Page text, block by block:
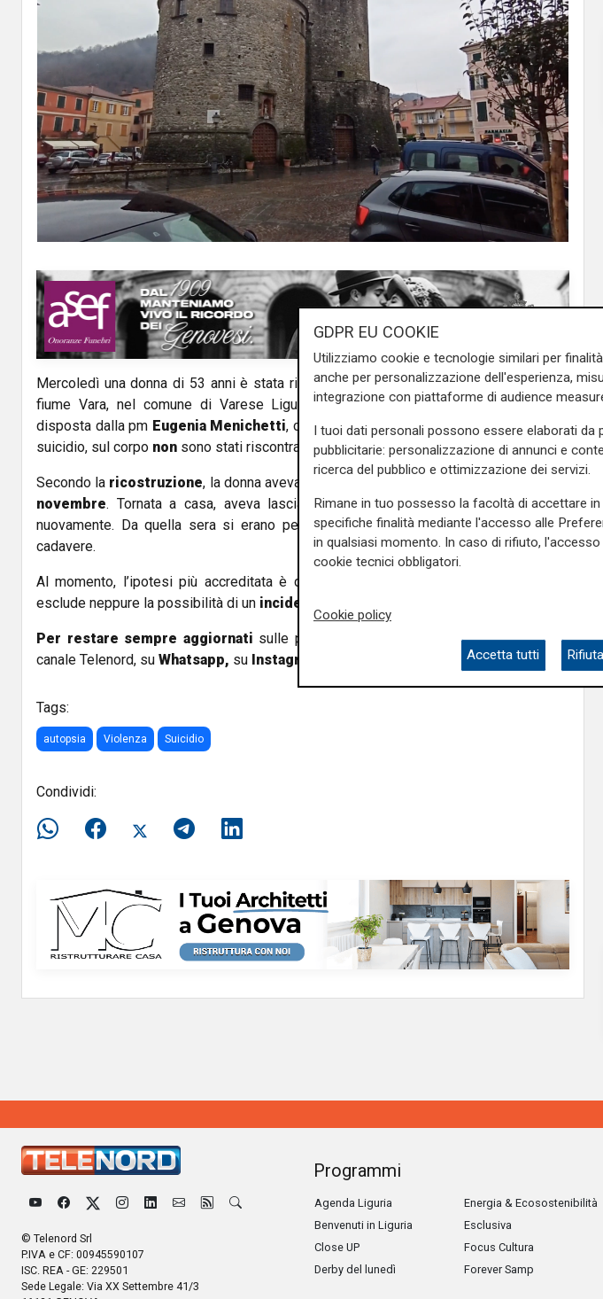
Mercoledì una donna di 53 anni è stata ritrovata morta in una macchia verde lungo il
fiume Vara, nel comune di Varese Ligure. Secondo i primi risultati dell’autopsia,
disposta dalla pm Eugenia Menichetti, che ha aperto un fascicolo per istigazione al
suicidio, sul corpo non sono stati riscontrati segni di violenza né ferite da difesa.
Secondo la ricostruzione, la donna aveva partecipato a una cena a casa di amici il
novembre. Tornata a casa, aveva lasciato il telefonino sul tavolo ed era uscita
nuovamente. Da quella sera si erano perse le sue tracce fino al ritrovamento del
cadavere.
Al momento, l’ipotesi più accreditata è quella di un
esclude neppure la possibilità di un incidente
Per restare sempre aggiornati sulle principali notizie sulla Liguria seguiteci sul
canale Telenord, su Whatsapp, su Instagram Facebook.
Tags:
autopsia Violenza Suicidio
Condividi:
© Telenord Srl
P.IVA e CF: 00945590107
ISC. REA - GE: 229501
Sede Legale: Via XX Settembre 41/3
Programmi
Agenda Liguria
Benvenuti in Liguria
Close UP
Derby del lunedì
Energia & Ecosostenibilità
Esclusiva
Focus Cultura
Forever Samp
GDPR EU COOKIE
Utilizziamo cookie e tecnologie similari per
anche per personalizzazione dell'esperienza,
integrazione con piattaforme di audience
I tuoi dati personali possono essere elaborati
pubblicitarie: personalizzazione di annunci e
ricerca del pubblico e ottimizzazione dei servizi.
Rimane in tuo possesso la facoltà di accettare
specifiche finalità mediante l'accesso alle
in qualsiasi momento. In caso di rifiuto,
cookie tecnici obbligatori.
Cookie policy
Accetta tutti